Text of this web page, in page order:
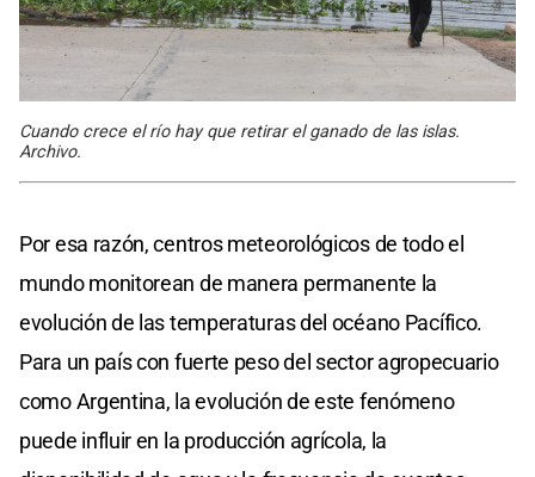
Cuando crece el río hay que retirar el ganado de las islas.
Archivo.
Por esa razón, centros meteorológicos de todo el
mundo monitorean de manera permanente la
evolución de las temperaturas del océano Pacífico.
Para un país con fuerte peso del sector agropecuario
como Argentina, la evolución de este fenómeno
puede influir en la producción agrícola, la